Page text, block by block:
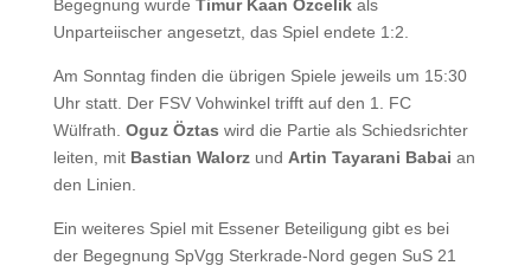
Begegnung wurde Timur Kaan Özcelikals
Unparteiischer angesetzt, das Spiel endete 1:2.
Am Sonntag finden die übrigen Spiele jeweils um 15:30
Uhr statt. Der FSV Vohwinkel trifft auf den 1. FC
Wülfrath. Oguz Öztas wird die Partie als Schiedsrichter
leiten, mit Bastian Walorzund Artin Tayarani Babai an
den Linien.
Ein weiteres Spiel mit Essener Beteiligung gibt es bei
der Begegnung SpVgg Sterkrade-Nord gegen SuS 21